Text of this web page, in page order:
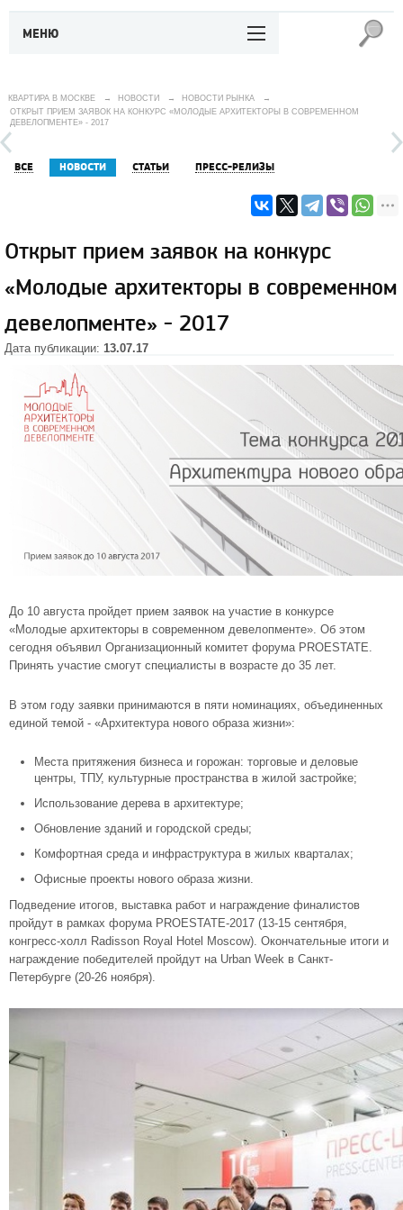
МЕНЮ
КВАРТИРА В МОСКВЕ → НОВОСТИ → НОВОСТИ РЫНКА
→
ОТКРЫТ ПРИЕМ ЗАЯВОК НА КОНКУРС «МОЛОДЫЕ АРХИТЕКТОРЫ В СОВРЕМЕННОМ
ДЕВЕЛОПМЕНТЕ» - 2017
ВСЕ НОВОСТИ СТАТЬИ ПРЕСС-РЕЛИЗЫ
Открыт прием заявок на конкурс
«Молодые архитекторы в современном
девелопменте» - 2017
Дата публикации: 13.07.17
До 10 августа пройдет прием заявок на участие в конкурсе
«Молодые архитекторы в современном девелопменте». Об этом
сегодня объявил Организационный комитет форума PROESTATE.
Принять участие смогут специалисты в возрасте до 35 лет.
В этом году заявки принимаются в пяти номинациях, объединенных
единой темой - «Архитектура нового образа жизни»:
Места притяжения бизнеса и горожан: торговые и деловые
центры, ТПУ, культурные пространства в жилой застройке;
Использование дерева в архитектуре;
Обновление зданий и городской среды;
Комфортная среда и инфраструктура в жилых кварталах;
Офисные проекты нового образа жизни.
Подведение итогов, выставка работ и награждение финалистов
пройдут в рамках форума PROESTATE-2017 (13-15 сентября,
конгресс-холл Radisson Royal Hotel Moscow). Окончательные итоги и
награждение победителей пройдут на Urban Week в Санкт-
Петербурге (20-26 ноября).